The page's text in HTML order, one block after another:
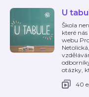
U
Škola
které
webu
otázky,
40